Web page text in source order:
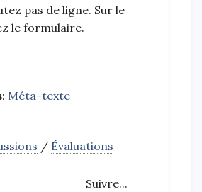
pas de ligne. Sur le
le formulaire.
: Méta-texte
/ Évaluations
Suivre...